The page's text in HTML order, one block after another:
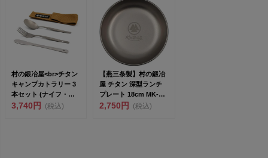
村の鍛冶屋<br>チタン
キャンプカトラリー 3
本セット (ナイフ・フ
ォー...
3,740円 (税込)
【燕三条製】村の鍛冶
屋 チタン 深型ランチ
プレート 18cm MK-
7760 ウルト...
2,750円 (税込)